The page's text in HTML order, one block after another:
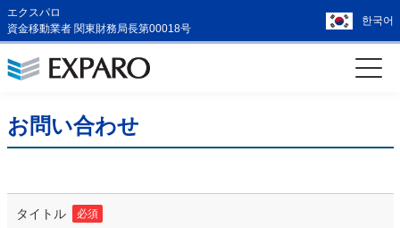
エクスパロ
資金移動業者 関東財務局長第00018号
한국어
お問い合わせ
タイトル 必須